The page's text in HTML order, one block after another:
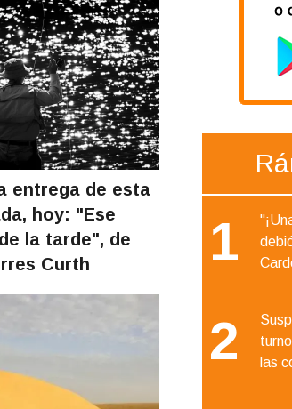
entrega de esta
hoy: "Ese
la tarde", de
Curth
1
2
las